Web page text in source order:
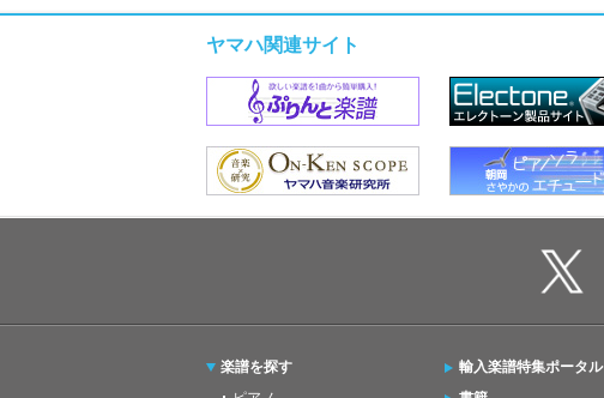
ヤマハ関連サイト
楽譜を探す
輸入楽譜特集ポータル